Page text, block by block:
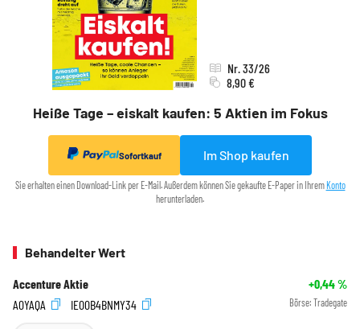
Heiße Tage – eiskalt kaufen: 5 Aktien im Fokus
Nr. 33/26
8,90 €
Sofortkauf Im Shop kaufen
Sie erhalten einen Download-Link per E-Mail. Außerdem können Sie gekaufte E-Paper in Ihrem Konto
herunterladen.
Behandelter Wert
Accenture Aktie +0,44%
A0YAQA
IE00B4BNMY34 Börse: Tradegate